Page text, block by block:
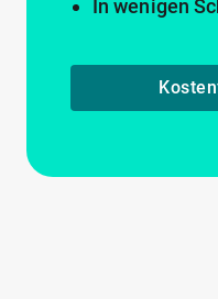
In wenigen